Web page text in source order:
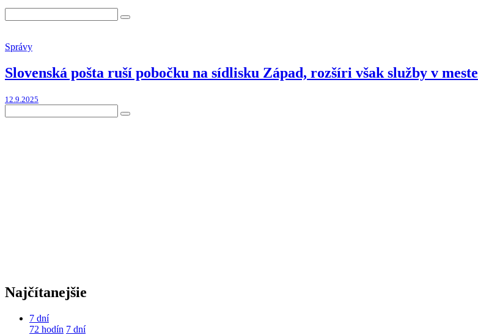
Správy
Slovenská pošta ruší pobočku na sídlisku Západ, rozšíri však služby v meste
12.9.2025
Najčítanejšie
7 dní
72 hodín 7 dní